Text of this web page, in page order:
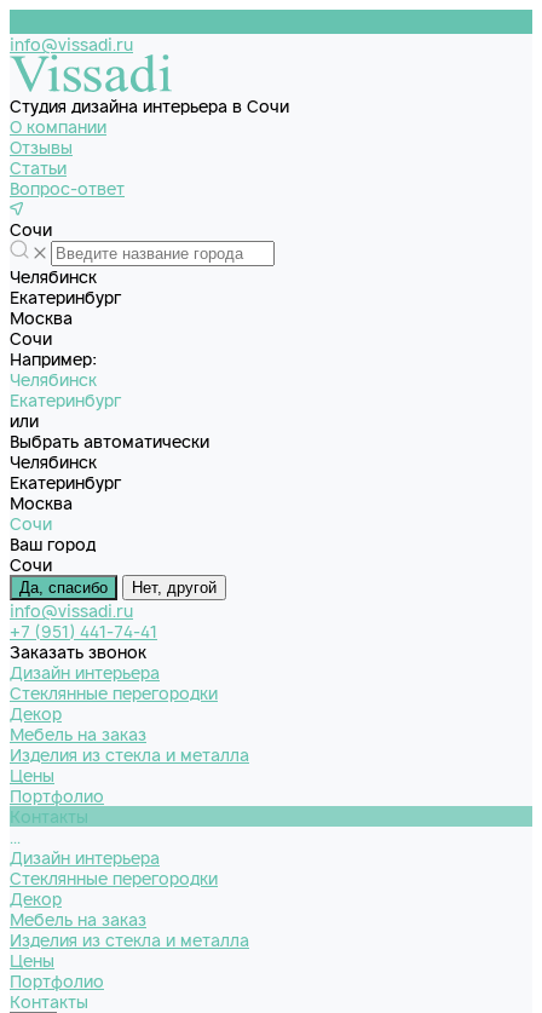
info@vissadi.ru
Студия дизайна интерьера в Сочи
О компании
Отзывы
Статьи
Вопрос-ответ
Сочи
Челябинск
Екатеринбург
Москва
Сочи
Например:
Челябинск
Екатеринбург
или
Выбрать автоматически
Челябинск
Екатеринбург
Москва
Сочи
Ваш город
Сочи
Да, спасибо Нет, другой
info@vissadi.ru
+7 (951) 441-74-41
Заказать звонок
Дизайн интерьера
Стеклянные перегородки
Декор
Мебель на заказ
Изделия из стекла и металла
Цены
Портфолио
Контакты
...
Дизайн интерьера
Стеклянные перегородки
Декор
Мебель на заказ
Изделия из стекла и металла
Цены
Портфолио
Контакты